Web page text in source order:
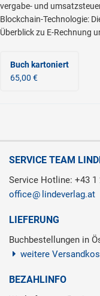
vergabe- und
Blockchain-Technologie:
Überblick zu E-Rechnung
Buch kartoniert
65,00 €
SERVICE TEAM
Service Hotline: +43 1
office
lindeverlag.at
LIEFERUNG
Buchbestellungen in
weitere
BEZAHLINFO